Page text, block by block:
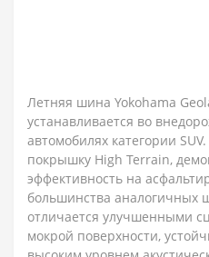
Летняя шина Yokohama
устанавливается во
автомобилях категории
покрышку High Terrain,
эффективность на
большинства аналогичных
отличается улучшенными
мокрой поверхности,